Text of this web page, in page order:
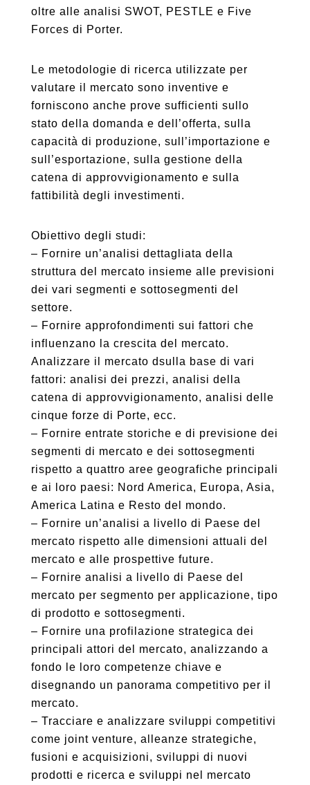
oltre alle analisi SWOT, PESTLE e Five
Forces di Porter.
Le metodologie di ricerca utilizzate per
valutare il mercato sono inventive e
forniscono anche prove sufficienti sullo
stato della domanda e dell’offerta, sulla
capacità di produzione, sull’importazione e
sull’esportazione, sulla gestione della
catena di approvvigionamento e sulla
fattibilità degli investimenti.
Obiettivo degli studi:
– Fornire un’analisi dettagliata della
struttura del mercato insieme alle previsioni
dei vari segmenti e sottosegmenti del
settore.
– Fornire approfondimenti sui fattori che
influenzano la crescita del mercato.
Analizzare il mercato dsulla base di vari
fattori: analisi dei prezzi, analisi della
catena di approvvigionamento, analisi delle
cinque forze di Porte, ecc.
– Fornire entrate storiche e di previsione dei
segmenti di mercato e dei sottosegmenti
rispetto a quattro aree geografiche principali
e ai loro paesi: Nord America, Europa, Asia,
America Latina e Resto del mondo.
– Fornire un’analisi a livello di Paese del
mercato rispetto alle dimensioni attuali del
mercato e alle prospettive future.
– Fornire analisi a livello di Paese del
mercato per segmento per applicazione, tipo
di prodotto e sottosegmenti.
– Fornire una profilazione strategica dei
principali attori del mercato, analizzando a
fondo le loro competenze chiave e
disegnando un panorama competitivo per il
mercato.
– Tracciare e analizzare sviluppi competitivi
come joint venture, alleanze strategiche,
fusioni e acquisizioni, sviluppi di nuovi
prodotti e ricerca e sviluppi nel mercato